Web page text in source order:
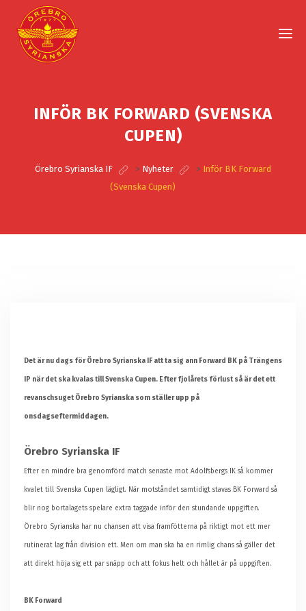
INFÖR BK FORWARD (SVENSKA
CUPEN)
Örebro Syrianska IF > Nyheter > Inför BK Forward
(Svenska Cupen)
Det är nu dags för Örebro Syrianska IF att ta sig ann Forward BK på Trängens
IP när det ska kvalas till Svenska Cupen. Efter fjolårets förlust så är det ett
revanschsuget Örebro Syrianska som ställer upp på
onsdagseftermiddagen.
Örebro Syrianska IF
Efter en mindre bra genomförd match senaste mot Adolfsbergs IK så kommer
kvalet till Svenska Cupen lägligt. När motståndet samtidigt stavas BK Forward så
blir nog bortalagets spelare extra taggade inför den stundande uppgiften.
Örebro Syrianska har nu chansen att visa framfötterna på riktigt mot ett mer
rutinerat lag från division ett. Men om man ska ha en rimlig chans så gäller det
att direkt höja sig ett par snäpp och att fokus helt och hållet är på uppgiften.
BK Forward